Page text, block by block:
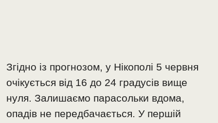
Згідно із прогнозом, у Нікополі 5 червня
очікується від 16 до 24 градусів вище
нуля. Залишаємо парасольки вдома,
опадів не передбачається. У першій